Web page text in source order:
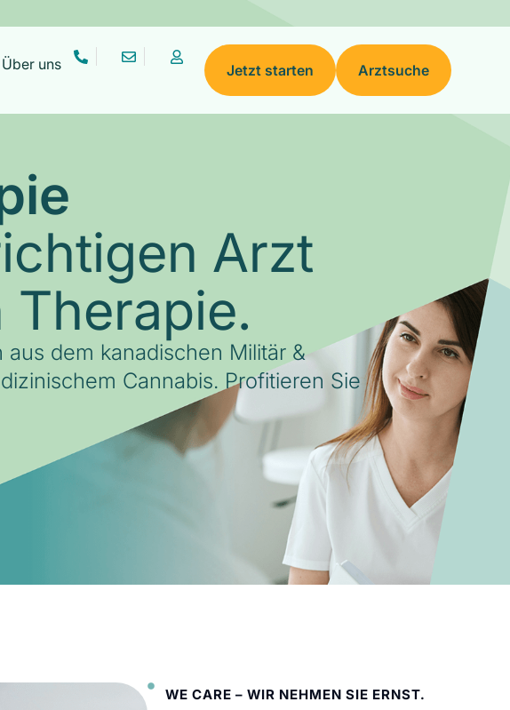
Über uns Jetzt starten Arztsuche
Arzt
dem kanadischen Militär &
Cannabis. Profitieren Sie
WE CARE – WIR NEHMEN SIE ERNST.